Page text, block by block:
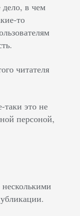
дело, в чем
то
читателя
таки это не
персоной,